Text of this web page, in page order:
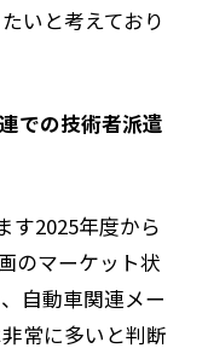
いと考えており
での技術者派遣
す2025年度から
のマーケット状
自動車関連メー
常に多いと判断